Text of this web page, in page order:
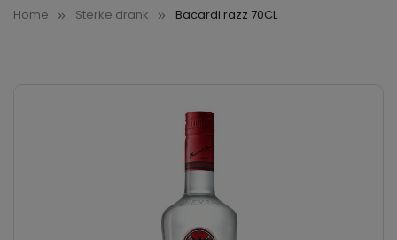
Home Sterke drank Bacardi razz 70CL